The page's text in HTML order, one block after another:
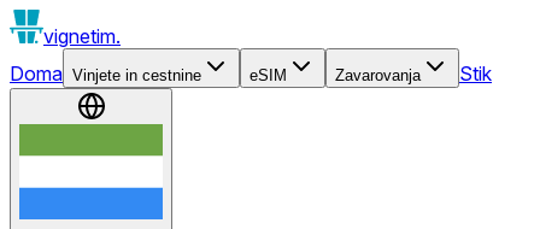
vignetim.
Doma Vinjete in cestnine eSIM Zavarovanja Stik